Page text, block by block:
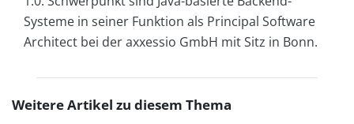
Systeme in seiner Funktion als Principal Software
Architect bei der axxessio GmbH mit Sitz in Bonn.
Weitere Artikel zu diesem Thema